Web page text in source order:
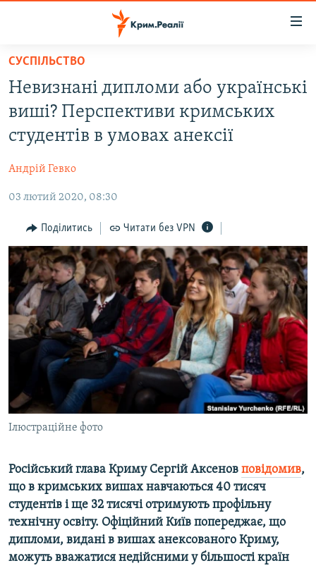
Перейти
основного
матеріалу
до
основної
навігації
Перейти
пошуку
ВІДЕО ТА ФОТО
БЛОГИ
ПОГЛЯД
ІНТЕРВ'Ю
ВСЕ ЗА ДЕНЬ
СПЕЦПРОЕКТИ
ДЕПОРТАЦІЯ
ВІДЕОУРОКИ «ELIFBE»
СВІДЧЕННЯ ОКУПАЦІЇ
УКРАЇНСЬКА ПРОБЛЕМА КРИМУ
ІНФОГРАФІКА
ЯК ОБІЙТИ БЛОКУВАННЯ
Русский
Qırımtatar
ДОЛУЧАЙСЯ!
Усі сайти RFE/RL
СУСПІЛЬСТВО
Невизнані дипломи або українські
виші? Перспективи кримських
студентів в умовах анексії
Андрій Гевко
03 лютий 2020, 08:30
Поділитись Читати без VPN
Ілюстраційне фото
Російський глава Криму Сергій Аксенов повідомив,
що в кримських вишах навчаються 40 тисяч
студентів і ще 32 тисячі отримують профільну
технічну освіту. Офіційний Київ попереджає, що
дипломи, видані в вишах анексованого Криму,
можуть вважатися недійсними у більшості країн